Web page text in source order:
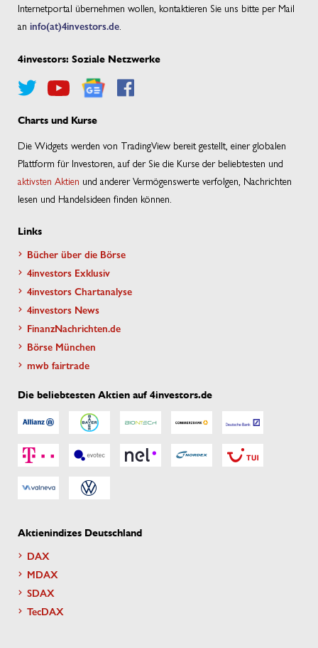
Internetportal übernehmen wollen, kontaktieren Sie uns bitte per Mail
an info(at)4investors.de.
4investors: Soziale Netzwerke
Charts und Kurse
Die Widgets werden von TradingView bereit gestellt, einer globalen
Plattform für Investoren, auf der Sie die Kurse der beliebtesten und
aktivsten Aktien und anderer Vermögenswerte verfolgen, Nachrichten
lesen und Handelsideen finden können.
Links
Bücher über die Börse
4investors Exklusiv
4investors Chartanalyse
4investors News
FinanzNachrichten.de
Börse München
mwb fairtrade
Die beliebtesten Aktien auf 4investors.de
Aktienindizes Deutschland
DAX
MDAX
SDAX
TecDAX